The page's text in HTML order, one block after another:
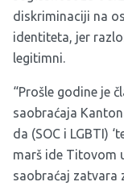
diskriminaciji na
identiteta, jer
legitimni.
“Prošle godine je
saobraćaja
da (SOC i LGBTI)
marš ide Titovom
saobraćaj zatvara